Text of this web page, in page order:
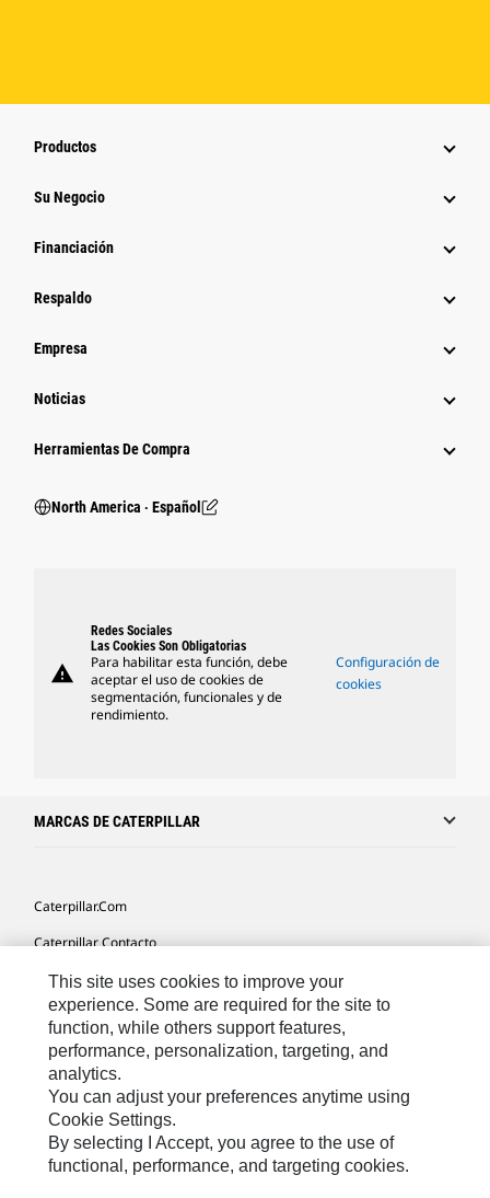
Productos
Su Negocio
Financiación
Respaldo
Empresa
Noticias
Herramientas De Compra
North America ‧ Español
warning
Redes Sociales
Las Cookies Son Obligatorias
Para habilitar esta función, debe
aceptar el uso de cookies de
segmentación, funcionales y de
rendimiento.
Configuración de
cookies
MARCAS DE CATERPILLAR
Caterpillar.com
Caterpillar Contacto
Mis Preferencias De Marketing
Site Map
Cookie Settings
Legal
Privacy
This site uses cookies to improve your
experience. Some are required for the site to
function, while others support features,
performance, personalization, targeting, and
analytics.
You can adjust your preferences anytime using
Cookie Settings.
By selecting I Accept, you agree to the use of
functional, performance, and targeting cookies.